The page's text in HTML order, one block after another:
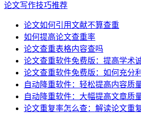
论文写作技巧推荐
论文如何引用文献不算查重
如何提高论文查重率
论文查重表格内容查吗
论文查重软件免费版：提高学术
论文查重软件免费版：如何充分
自动降重软件：轻松提高内容质
自动降重软件：大幅提高文章质
论文重复率怎么查：解读论文重